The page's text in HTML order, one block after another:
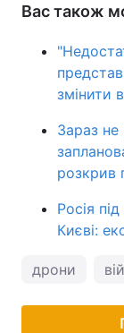
Вас також
змінити
Зараз не
розкрив
Росія
Києві:
дрони